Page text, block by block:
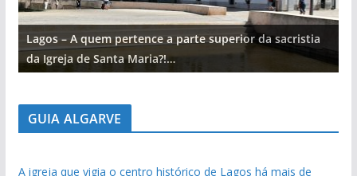
Lagos – A quem pertence a parte superior da sacristia
da Igreja de Santa Maria?!…
GUIA ALGARVE
A igreja que vigia o centro histórico de Lagos há mais de